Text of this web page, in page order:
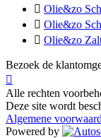
Olie&zo
Olie&zo
Olie&zo
Bezoek de
Alle rechten
Deze site wordt
Algemene
Powered by